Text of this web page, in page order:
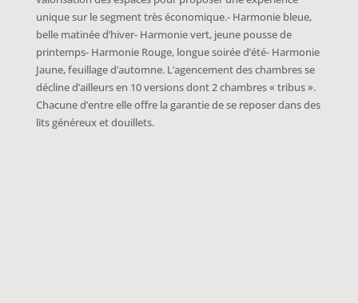
unique sur le segment très économique.- Harmonie bleue,
belle matinée d’hiver- Harmonie vert, jeune pousse de
printemps- Harmonie Rouge, longue soirée d’été- Harmonie
Jaune, feuillage d’automne. L’agencement des chambres se
décline d’ailleurs en 10 versions dont 2 chambres « tribus ».
Chacune d’entre elle offre la garantie de se reposer dans des
lits généreux et douillets.